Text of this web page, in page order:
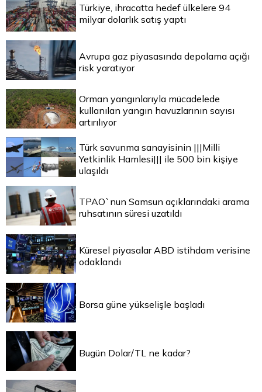
Türkiye, ihracatta hedef ülkelere 94
milyar dolarlık satış yaptı
Avrupa gaz piyasasında depolama açığı
risk yaratıyor
Orman yangınlarıyla mücadelede
kullanılan yangın havuzlarının sayısı
artırılıyor
Türk savunma sanayisinin |||Milli
Yetkinlik Hamlesi||| ile 500 bin kişiye
ulaşıldı
TPAO`nun Samsun açıklarındaki arama
ruhsatının süresi uzatıldı
Küresel piyasalar ABD istihdam verisine
odaklandı
Borsa güne yükselişle başladı
Bugün Dolar/TL ne kadar?